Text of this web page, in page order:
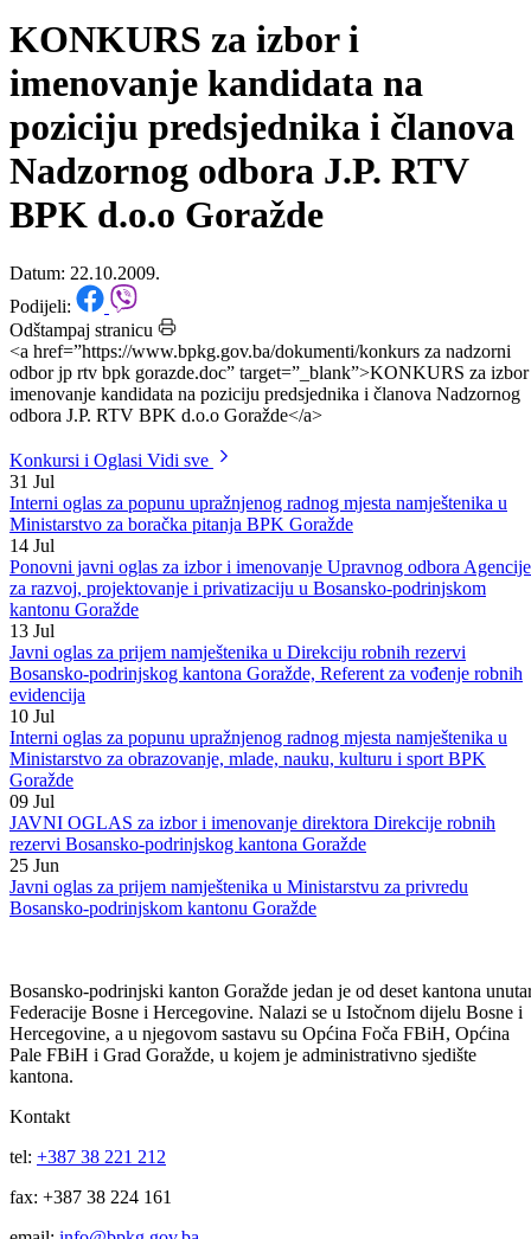
Početna/Konkursi i Oglasi
KONKURS za izbor i
imenovanje kandidata na
poziciju predsjednika i članova
Nadzornog odbora J.P. RTV
BPK d.o.o Goražde
Datum: 22.10.2009.
Podijeli:
Odštampaj stranicu
<a href=”https://www.bpkg.gov.ba/dokumenti/konkurs za nadzorni
imenovanje kandidata na poziciju predsjednika i članova Nadzornog
odbora J.P. RTV BPK d.o.o Goražde</a>
Konkursi i OglasiVidi sve
31 Jul
Interni oglas za popunu upražnjenog radnog mjesta namještenika u
Ministarstvo za boračka pitanja BPK Goražde
14 Jul
Ponovni javni oglas za izbor i imenovanje Upravnog odbora Agencije
za razvoj, projektovanje i privatizaciju u Bosansko-podrinjskom
kantonu Goražde
13 Jul
Javni oglas za prijem namještenika u Direkciju robnih rezervi
Bosansko-podrinjskog kantona Goražde, Referent za vođenje robnih
evidencija
10 Jul
Interni oglas za popunu upražnjenog radnog mjesta namještenika u
Ministarstvo za obrazovanje, mlade, nauku, kulturu i sport BPK
Goražde
09 Jul
JAVNI OGLAS za izbor i imenovanje direktora Direkcije robnih
rezervi Bosansko-podrinjskog kantona Goražde